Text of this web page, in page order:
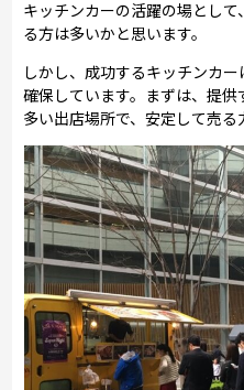
キッチンカーの活躍の場とし
る方は多いかと思います。
しかし、成功するキッチンカ
確保しています。まずは、提
多い出店場所で、安定して売る